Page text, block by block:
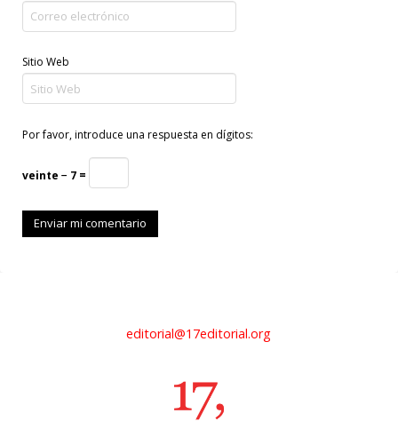
Sitio Web
Por favor, introduce una respuesta en dígitos:
veinte − 7 =
editorial@17editorial.org